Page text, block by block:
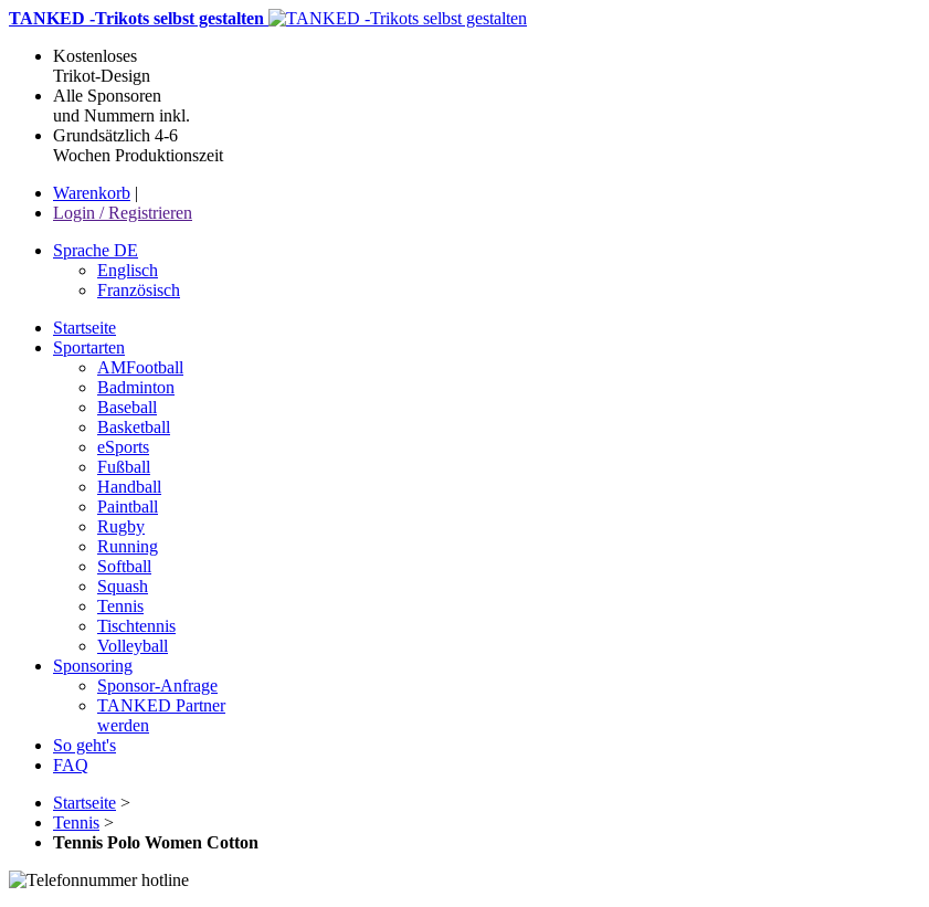
TANKED -Trikots selbst gestalten
Kostenloses
Trikot-Design
Alle Sponsoren
und Nummern inkl.
Grundsätzlich 4-6
Wochen Produktionszeit
Warenkorb |
Login / Registrieren
Sprache DE
Englisch
Französisch
Startseite
Sportarten
AMFootball
Badminton
Baseball
Basketball
eSports
Fußball
Handball
Paintball
Rugby
Running
Softball
Squash
Tennis
Tischtennis
Volleyball
Sponsoring
Sponsor-Anfrage
TANKED Partner
werden
So geht's
FAQ
Startseite >
Tennis >
Tennis Polo Women Cotton